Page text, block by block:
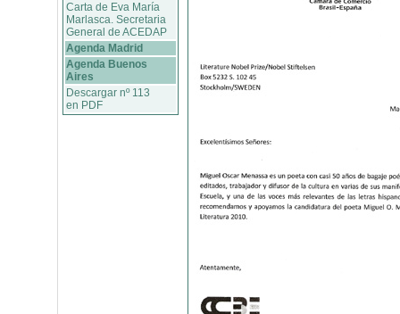
Carta de Eva María
Marlasca. Secretaria
General de ACEDAP
Agenda Madrid
Agenda Buenos
Aires
Descargar nº 113
en PDF